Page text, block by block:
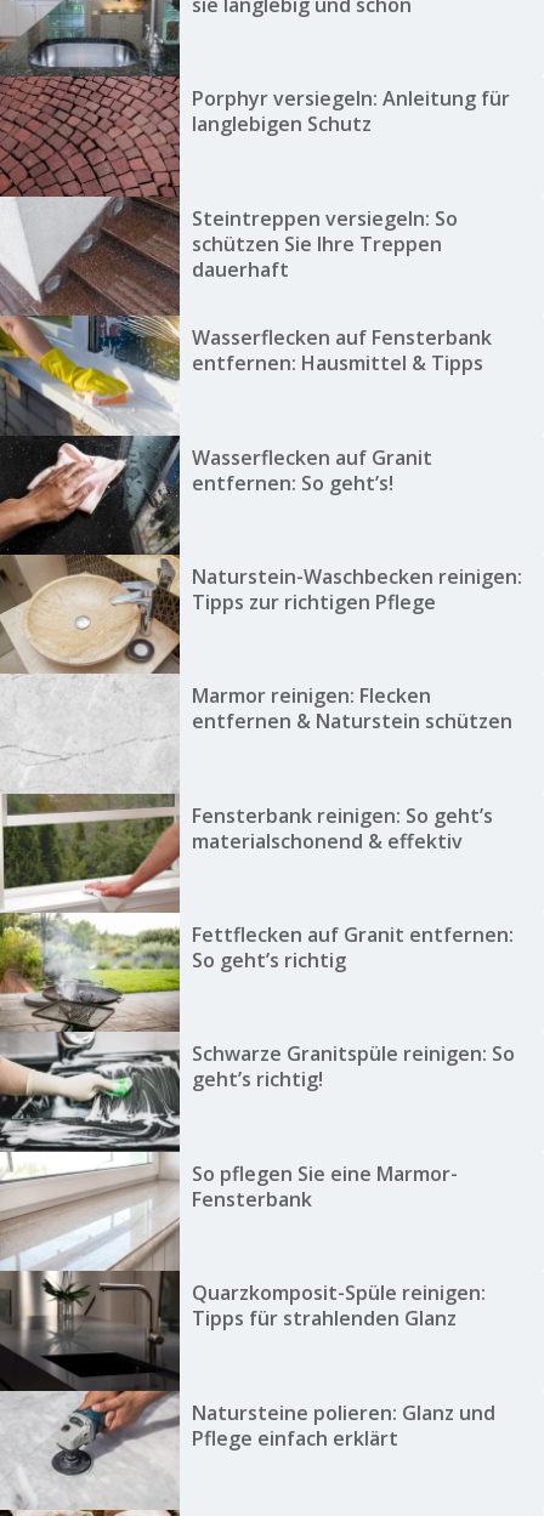
Porphyr versiegeln: Anleitung für
langlebigen Schutz
Steintreppen versiegeln: So
schützen Sie Ihre Treppen
dauerhaft
Wasserflecken auf Fensterbank
entfernen: Hausmittel & Tipps
Wasserflecken auf Granit
entfernen: So geht’s!
Naturstein-Waschbecken reinigen:
Tipps zur richtigen Pflege
Marmor reinigen: Flecken
entfernen & Naturstein schützen
Fensterbank reinigen: So geht’s
materialschonend & effektiv
Fettflecken auf Granit entfernen:
So geht’s richtig
Schwarze Granitspüle reinigen: So
geht’s richtig!
So pflegen Sie eine Marmor-
Fensterbank
Quarzkomposit-Spüle reinigen:
Tipps für strahlenden Glanz
Natursteine polieren: Glanz und
Pflege einfach erklärt